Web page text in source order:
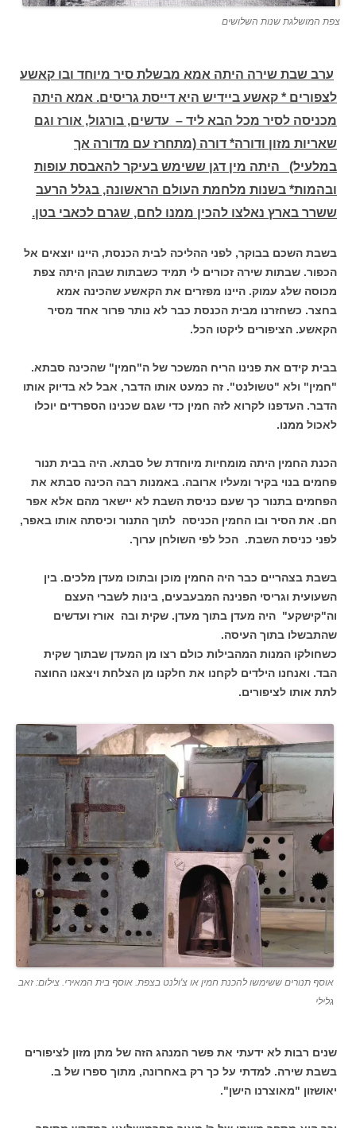
צפת המושלגת שנות השלושים
ערב שבת שירה היתה אמא מבשלת סיר מיוחד ובו קאשע
לצפורים * קאשע ביידיש היא דייסת גריסים. אמא היתה
מכניסה לסיר מכל הבא ליד – עדשים, בורגול, אורז וגם
שאריות מזון ודורה* דורה (מתחרז עם מדורה אך
במלעיל) היתה מין דגן ששימש בעיקר להאבסת עופות
ובהמות* בשנות מלחמת העולם הראשונה, בגלל הרעב
ששרר בארץ נאלצו להכין ממנו לחם, שגרם לכאבי בטן.
בשבת השכם בבוקר, לפני ההליכה לבית הכנסת, היינו יוצאים אל
הכפור. שבתות שירה זכורים לי תמיד כשבתות שבהן היתה צפת
מכוסה שלג עמוק. היינו מפזרים את הקאשע שהכינה אמא
בחצר. כשחזרנו מבית הכנסת כבר לא נותר פרור אחד מסיר
הקאשע. הציפורים ליקטו הכל.
בבית קידם את פנינו הריח המשכר של ה"חמין" שהכינה סבתא.
"חמין" ולא "טשולנט". זה כמעט אותו הדבר, אבל לא בדיוק אותו
הדבר. העדפנו לקרוא לזה חמין כדי שגם שכנינו הספרדים יוכלו
לאכול ממנו.
הכנת החמין היתה מומחיות מיוחדת של סבתא. היה בבית תנור
פחמים בנוי בקיר ומעליו ארובה. באמנות רבה הכינה סבתא את
הפחמים בתנור כך שעם כניסת השבת לא יישאר מהם אלא אפר
חם. את הסיר ובו החמין הכניסה לתוך התנור וכיסתה אותו באפר,
לפני כניסת השבת. הכל לפי השולחן ערוך.
בשבת בצהריים כבר היה החמין מוכן ובתוכו מעדן מלכים. בין
השעועית וגריסי הפנינה המבעבעים, בינות לשברי העצם
וה"קישקע" היה מעדן בתוך מעדן. שקית ובה אורז ועדשים
שהתבשלו בתוך העיסה.
כשחולקו המנות המהבילות כולם רצו מן המעדן שבתוך שקית
הבד. ואנחנו הילדים לקחנו את חלקנו מן הצלחת ויצאנו החוצה
לתת אותו לציפורים.
אוסף תנורים ששימשו להכנת חמין או צ'ולנט בצפת. אוסף בית המאירי. צילום: זאב
גלילי
שנים רבות לא ידעתי את פשר המנהג הזה של מתן מזון לציפורים
בשבת שירה. למדתי על כך רק באחרונה, מתוך ספרו של ב.
יאושזון "מאוצרנו הישן".